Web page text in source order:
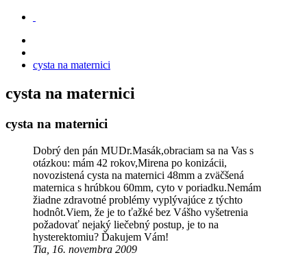
cysta na maternici
cysta na maternici
cysta na maternici
Dobrý den pán MUDr.Masák,obraciam sa na Vas s
otázkou: mám 42 rokov,Mirena po konizácii,
novozistená cysta na maternici 48mm a zväčšená
maternica s hrúbkou 60mm, cyto v poriadku.Nemám
žiadne zdravotné problémy vyplývajúce z týchto
hodnôt.Viem, že je to ťažké bez Vášho vyšetrenia
požadovať nejaký liečebný postup, je to na
hysterektomiu? Ďakujem Vám!
Tia, 16. novembra 2009